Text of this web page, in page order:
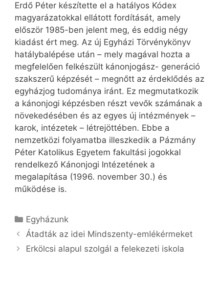
Erdő Péter készítette el a hatályos Kódex
magyarázatokkal ellátott fordítását, amely
először 1985-ben jelent meg, és eddig négy
kiadást ért meg. Az új Egyházi Törvénykönyv
hatálybalépése után – mely magával hozta a
megfelelően felkészült kánonjogász- generáció
szakszerű képzését – megnőtt az érdeklődés az
egyházjog tudománya iránt. Ez megmutatkozik
a kánonjogi képzésben részt vevők számának a
növekedésében és az egyes új intézmények –
karok, intézetek – létrejöttében. Ebbe a
nemzetközi folyamatba illeszkedik a Pázmány
Péter Katolikus Egyetem fakultási jogokkal
rendelkező Kánonjogi Intézetének a
megalapítása (1996. november 30.) és
működése is.
Kategória
Egyházunk
Átadták az idei Mindszenty-emlékérmeket
Erkölcsi alapul szolgál a felekezeti iskola